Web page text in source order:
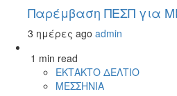
Παρέμβαση ΠΕΣΠ για
3 ημέρες ago admin
1 min read
ΕΚΤΑΚΤΟ ΔΕΛΤΙΟ
ΜΕΣΣΗΝΙΑ